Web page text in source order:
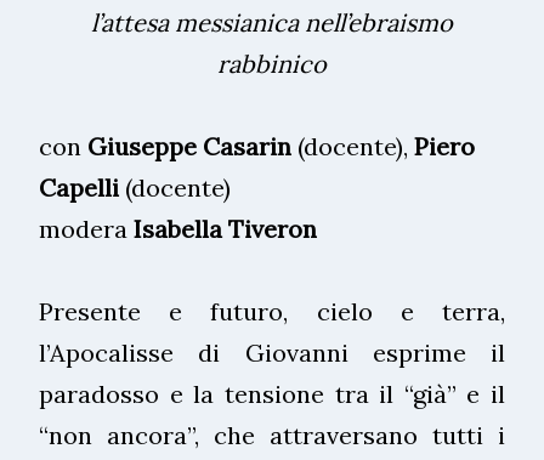
l’attesa messianica nell’ebraismo
rabbinico
con Giuseppe Casarin (docente), Piero
Capelli (docente)
modera Isabella Tiveron
Presente e futuro, cielo e terra,
l’Apocalisse di Giovanni esprime il
paradosso e la tensione tra il “già” e il
“non ancora”, che attraversano tutti i